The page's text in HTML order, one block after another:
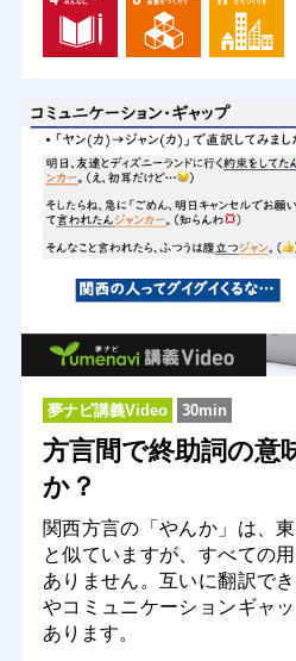
夢ナビ講義Video 30min
方言間で終助詞の意
か？
関西方言の「やんか」は、
と似ていますが、すべての
ありません。互いに翻訳で
やコミュニケーションギャ
あります。